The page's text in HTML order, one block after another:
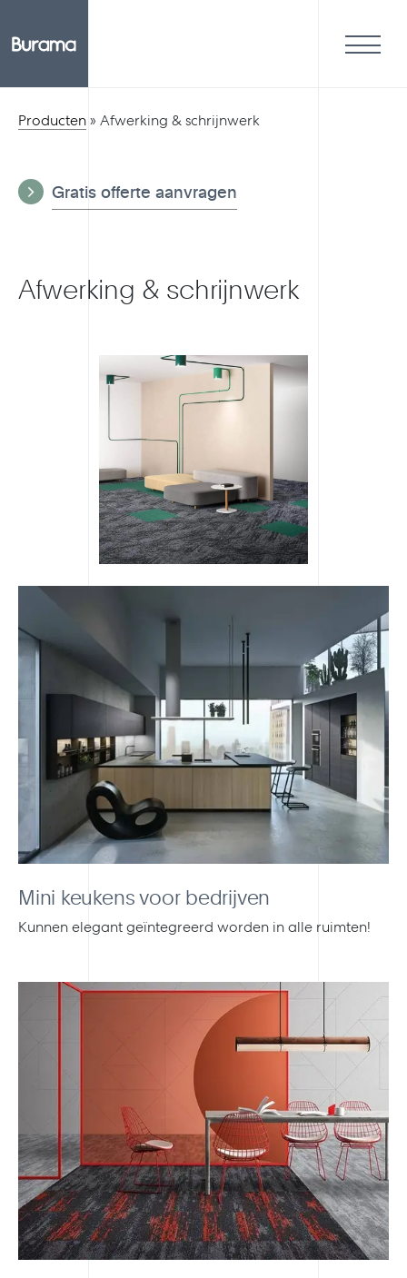
Producten» Afwerking & schrijnwerk
Gratis offerte aanvragen
Afwerking & schrijnwerk
Mini keukens voor bedrijven
Kunnen elegant geïntegreerd worden in alle ruimten!